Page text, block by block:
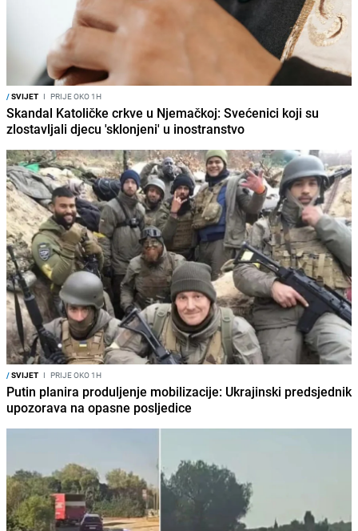
/SVIJET I PRIJE OKO 1H
Skandal Katoličke crkve u Njemačkoj: Svećenici koji su
zlostavljali djecu 'sklonjeni' u inostranstvo
/SVIJET I PRIJE OKO 1H
Putin planira produljenje mobilizacije: Ukrajinski predsjednik
upozorava na opasne posljedice